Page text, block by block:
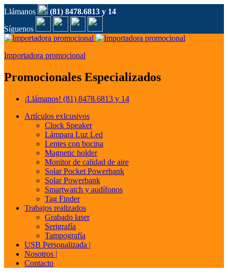
Llámanos
(81) 8478.6813 y 14
Síguenos
Importadora promocional
Promocionales Especializados
¡Llámanos! (81) 8478.6813 y 14
Artículos exlcusivos
Clock Speaker
Lámpara Luz Led
Lentes con bocina
Magnetic holder
Monitor de calidad de aire
Solar Pocket Powerbank
Solar Powerbank
Smartwatch y audífonos
Tag Finder
Trabajos realizados
Grabado laser
Serigrafía
Tampografía
USB Personalizada |
Nosotros |
Contacto